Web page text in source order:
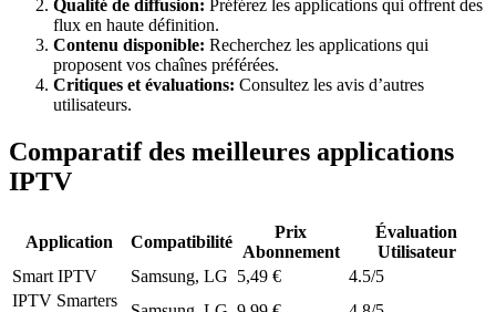
Qualité de diffusion: Préférez les applications qui offrent des
flux en haute définition.
Contenu disponible: Recherchez les applications qui
proposent vos chaînes préférées.
Critiques et évaluations: Consultez les avis d’autres
utilisateurs.
Comparatif des meilleures applications
IPTV
Application Compatibilité
Prix
Abonnement
Évaluation
Utilisateur
Smart IPTV
Samsung, LG 5,49 €
4.5/5
IPTV Smarters